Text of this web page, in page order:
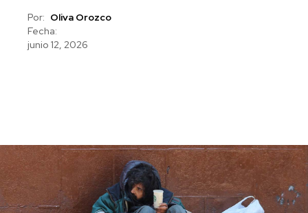
Por: Oliva Orozco
Fecha:
junio 12, 2026